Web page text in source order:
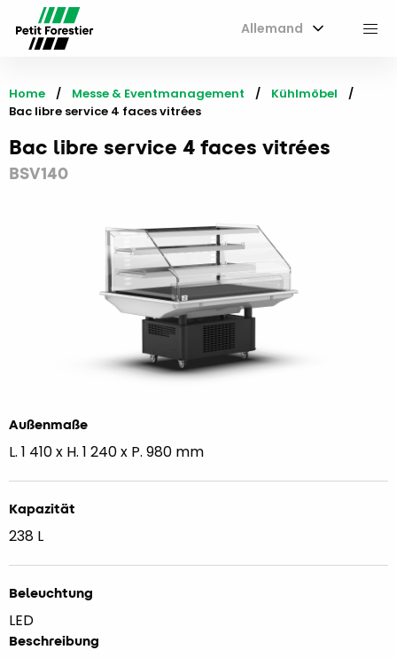
Allemand
Home Messe & Eventmanagement
Kühlmöbel
Current:
Bac libre service 4 faces vitrées
Bac libre service 4 faces vitrées
BSV140
Außenmaße
L. 1 410 x H. 1 240 x P. 980 mm
Kapazität
238 L
Beleuchtung
LED
Beschreibung